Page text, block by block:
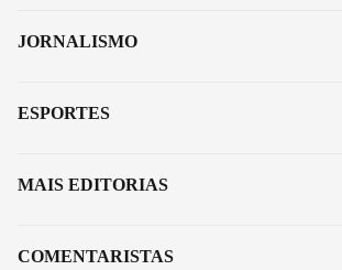
JORNALISMO
ESPORTES
MAIS EDITORIAS
COMENTARISTAS